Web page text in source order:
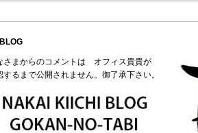
さまからのコメントは オフィス貴貴が
するまで公開されません。御了承下さい。